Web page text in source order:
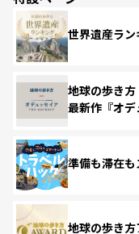
世界遺産ラ
地球の歩き
最新作『オデ
準備も滞在
地球の歩き